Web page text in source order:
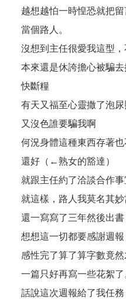
越想越怕一時惶恐就把
當個路人。
沒想到主任很愛我這型
本來還是休誇擔心被騙
快斷糧
有天又福至心靈撒了泡
又沒色誰要騙我啊
何況身體這種東西存著
還好（←熟女的豁達）
就跟主任約了洽談合作事
就這樣，路人我莫名其妙
還一寫寫了三年然後出書
想想這一切都要感謝週
感性完了算了算字數竟
一篇只好再寫一些花絮了
話說這次週報給了我任務